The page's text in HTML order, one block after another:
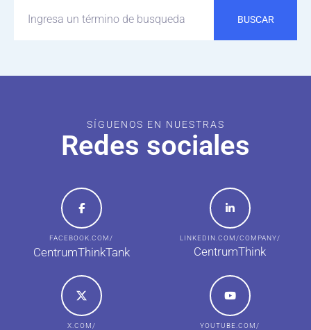
BUSCAR
SÍGUENOS EN NUESTRAS
Redes sociales
FACEBOOK.COM/
CentrumThinkTank
LINKEDIN.COM/COMPANY/
CentrumThink
X.COM/ YOUTUBE.COM/